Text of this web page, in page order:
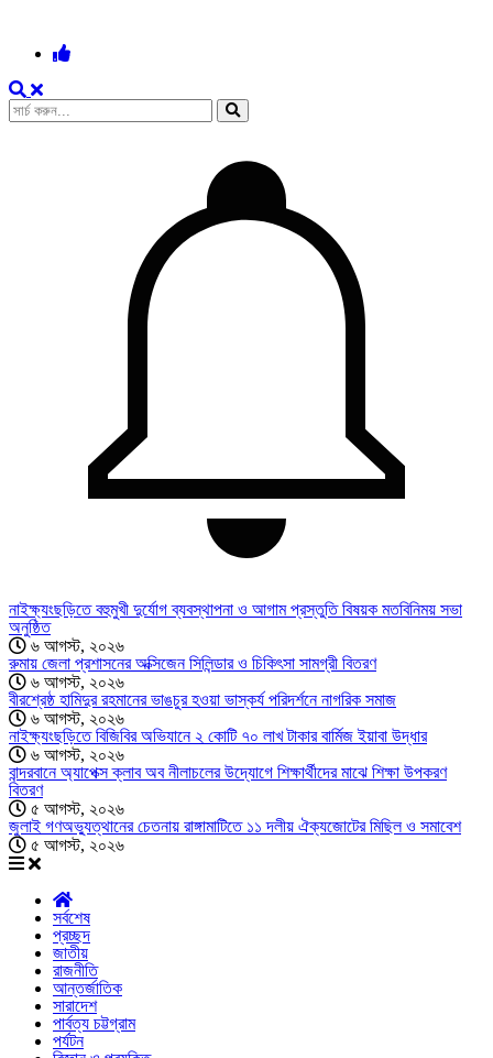
নাইক্ষ্যংছড়িতে বহুমুখী দুর্যোগ ব্যবস্থাপনা ও আগাম প্রস্তুতি বিষয়ক মতবিনিময় সভা
অনুষ্ঠিত
৬ আগস্ট, ২০২৬
রুমায় জেলা প্রশাসনের অক্সিজেন সিলিন্ডার ও চিকিৎসা সামগ্রী বিতরণ
৬ আগস্ট, ২০২৬
বীরশ্রেষ্ঠ হামিদুর রহমানের ভাঙচুর হওয়া ভাস্কর্য পরিদর্শনে নাগরিক সমাজ
৬ আগস্ট, ২০২৬
নাইক্ষ্যংছড়িতে বিজিবির অভিযানে ২ কোটি ৭০ লাখ টাকার বার্মিজ ইয়াবা উদ্ধার
৬ আগস্ট, ২০২৬
বান্দরবানে অ্যাপেক্স ক্লাব অব নীলাচলের উদ্যোগে শিক্ষার্থীদের মাঝে শিক্ষা উপকরণ
বিতরণ
৫ আগস্ট, ২০২৬
জুলাই গণঅভ্যুত্থানের চেতনায় রাঙ্গামাটিতে ১১ দলীয় ঐক্যজোটের মিছিল ও সমাবেশ
৫ আগস্ট, ২০২৬
সর্বশেষ
প্রচ্ছদ
জাতীয়
রাজনীতি
আন্তর্জাতিক
সারাদেশ
পার্বত্য চট্টগ্রাম
পর্যটন